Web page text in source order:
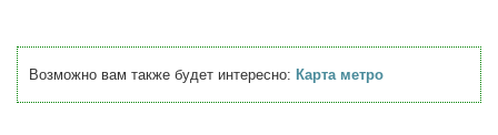
Возможно вам также будет интересно: Карта метро